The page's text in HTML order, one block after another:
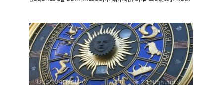
ԱՍՏՂԱԳՈՒՇԱԿ 0 2 108դիտում